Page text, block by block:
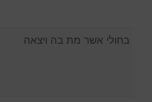
בחולי אשר מת בה ויצאה